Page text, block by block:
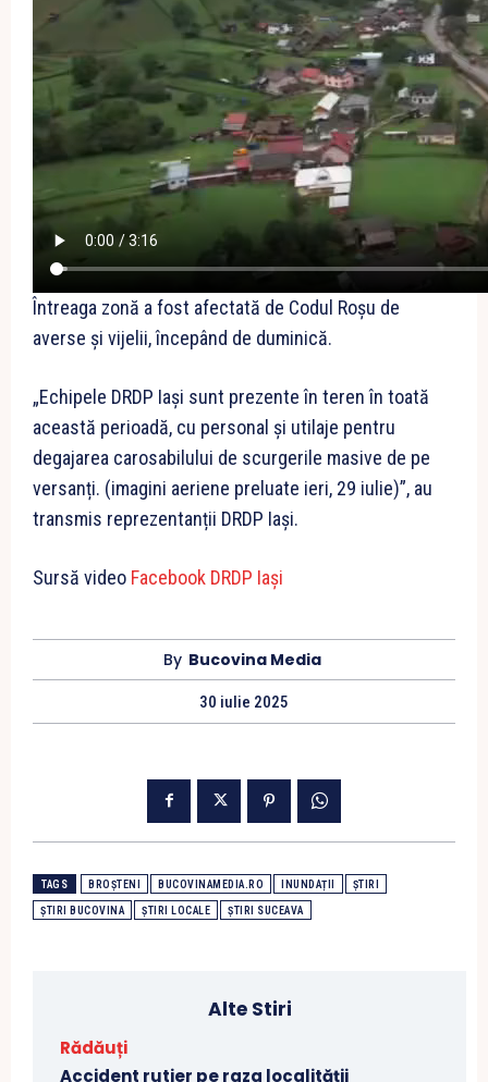
Întreaga zonă a fost afectată de Codul Roșu de
averse și vijelii, începând de duminică.
„Echipele DRDP Iași sunt prezente în teren în toată
această perioadă, cu personal și utilaje pentru
degajarea carosabilului de scurgerile masive de pe
versanți. (imagini aeriene preluate ieri, 29 iulie)”, au
transmis reprezentanții DRDP Iași.
Sursă video Facebook DRDP Iași
By Bucovina Media
30 iulie 2025
TAGS BROȘTENI BUCOVINAMEDIA.RO INUNDAȚII ȘTIRI
ȘTIRI BUCOVINA ȘTIRI LOCALE ȘTIRI SUCEAVA
Alte Stiri
Rădăuți
Accident rutier pe raza localității